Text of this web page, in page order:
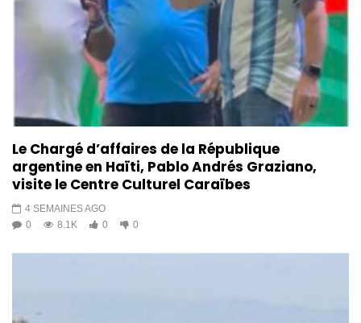
Le Chargé d’affaires de la République
argentine en Haïti, Pablo Andrés Graziano,
visite le Centre Culturel Caraïbes
4 SEMAINES AGO
0
8.1K 0 0